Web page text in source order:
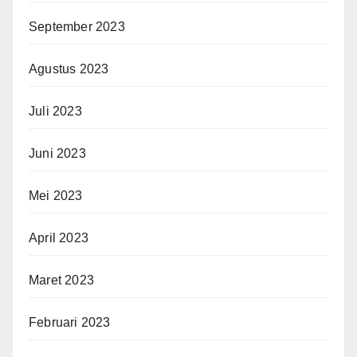
September 2023
Agustus 2023
Juli 2023
Juni 2023
Mei 2023
April 2023
Maret 2023
Februari 2023